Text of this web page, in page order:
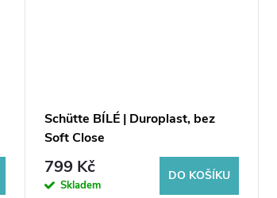
Schütte BÍLÉ | Duroplast, bez
Soft Close
799 Kč
Skladem
DO KOŠÍKU